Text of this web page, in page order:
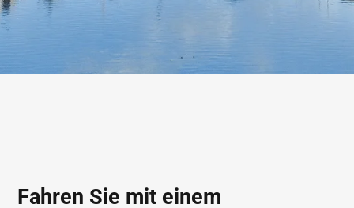
Fahren Sie mit einem